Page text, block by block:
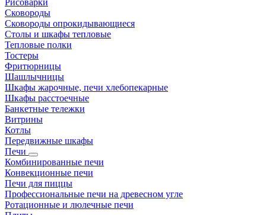
Рисоварки
Сковороды
Сковороды опрокидывающиеся
Столы и шкафы тепловые
Тепловые полки
Тостеры
Фритюрницы
Шашлычницы
Шкафы жарочные, печи хлебопекарные
Шкафы расстоечные
Банкетные тележки
Витрины
Котлы
Передвижные шкафы
Печи
Комбинированные печи
Конвекционные печи
Печи для пиццы
Профессиональные печи на древесном угле
Ротационные и люлечные печи